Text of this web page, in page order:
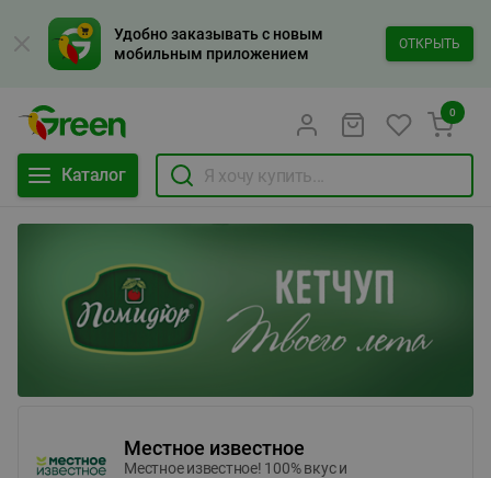
Удобно заказывать с новым
мобильным приложением
ОТКРЫТЬ
Каталог
0
Местное известное
Местное известное! 100% вкус и